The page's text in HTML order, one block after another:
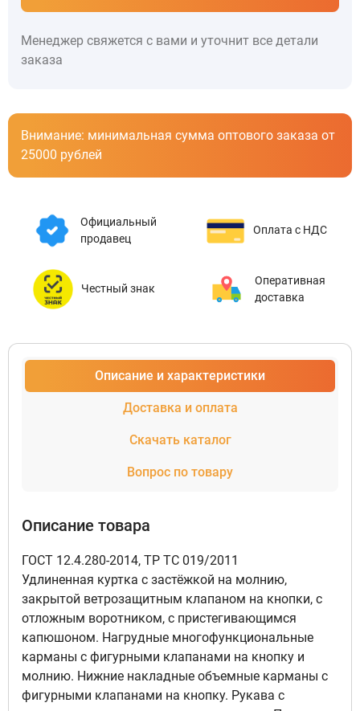
Менеджер свяжется с вами и уточнит все детали
заказа
Внимание: минимальная сумма оптового заказа от
25000 рублей
Официальный
продавец
Оплата с НДС
Честный знак
Оперативная
доставка
Описание и характеристики
Доставка и оплата
Скачать каталог
Вопрос по товару
Описание товара
ГОСТ 12.4.280-2014, ТР ТС 019/2011
Удлиненная куртка с застёжкой на молнию,
закрытой ветрозащитным клапаном на кнопки, с
отложным воротником, с пристегивающимся
капюшоном. Нагрудные многофункциональные
карманы с фигурными клапанами на кнопку и
молнию. Нижние накладные объемные карманы с
фигурными клапанами на кнопку. Рукава с